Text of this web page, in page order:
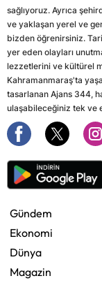
sağlıyoruz. Ayrıca
ve yaklaşan yerel ve
bizden öğrenirsiniz.
yer eden olayları
lezzetlerini ve kültürel
Kahramanmaraş'ta
tasarlanan Ajans 344,
ulaşabileceğiniz tek ve
Gündem
Ekonomi
Dünya
Magazin